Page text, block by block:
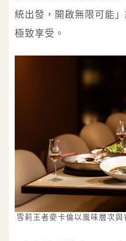
統出發，開啟無限可能
極致享受。
雪莉王者麥卡倫以風味層次